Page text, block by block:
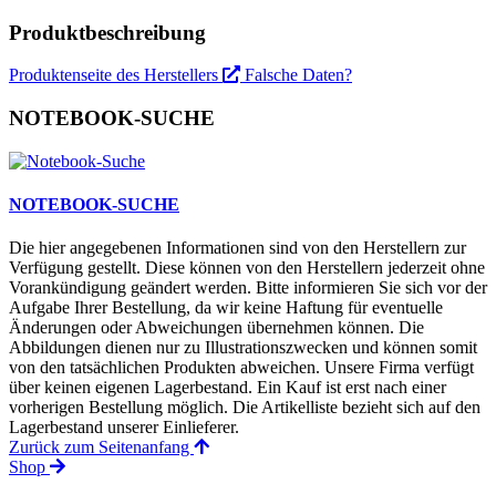
Produktbeschreibung
Produktenseite des Herstellers Falsche Daten?
NOTEBOOK-SUCHE
NOTEBOOK-SUCHE
Die hier angegebenen Informationen sind von den Herstellern zur
Verfügung gestellt. Diese können von den Herstellern jederzeit ohne
Vorankündigung geändert werden. Bitte informieren Sie sich vor der
Aufgabe Ihrer Bestellung, da wir keine Haftung für eventuelle
Änderungen oder Abweichungen übernehmen können. Die
Abbildungen dienen nur zu Illustrationszwecken und können somit
von den tatsächlichen Produkten abweichen. Unsere Firma verfügt
über keinen eigenen Lagerbestand. Ein Kauf ist erst nach einer
vorherigen Bestellung möglich. Die Artikelliste bezieht sich auf den
Lagerbestand unserer Einlieferer.
Zurück zum Seitenanfang
Shop